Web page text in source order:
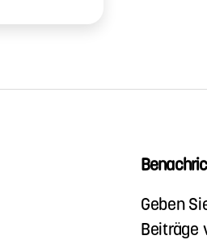
Geben
Beiträge